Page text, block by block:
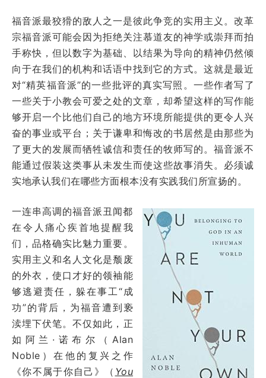
福音派最狡猾的敌人之一是彼此争竞的实用主义。改革
宗福音派可能会因为拒绝关注慕道友的神学或崇拜而拍
手称快，但以数字为基础、以结果为导向的精神仍然倾
向于在我们的机构和话语中找到它的方式。这就是最近
对“精英福音派”的一些批评的真实写照。一些作者写了
一些关于小教会可爱之处的文章，却希望这样的写作能
够开启一个比他们自己的地方环境所能提供的更令人兴
奋的事业或平台；关于谦卑和悔改的书居然是由那些为
了更大的发展而牺牲诚信和责任的牧师写的。福音派不
能通过假装这类事从未发生而使这些故事消失。必须诚
实地承认我们在哪些方面根本没有实践我们所宣扬的。
一连串高调的福音派丑闻都
在令人痛心疾首地提醒我
们，品格确实比魅力重要。
实用主义和名人文化是颓废
的外衣，使口才好的领袖能
够逃避责任，躲在事工“成
功”的背后，为福音遭到亵
渎埋下伏笔。不仅如此，正
如阿兰·诺布尔（Alan
Noble）在他的复兴之作
《你不属于你自己》（ You